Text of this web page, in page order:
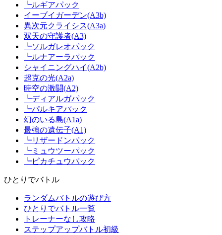
┗ルギアパック
イーブイガーデン(A3b)
異次元クライシス(A3a)
双天の守護者(A3)
┗ソルガレオパック
┗ルナアーラパック
シャイニングハイ(A2b)
超克の光(A2a)
時空の激闘(A2)
┗ディアルガパック
┗パルキアパック
幻のいる島(A1a)
最強の遺伝子(A1)
┗リザードンパック
┗ミュウツーパック
┗ピカチュウパック
ひとりでバトル
ランダムバトルの遊び方
ひとりでバトル一覧
トレーナーなし攻略
ステップアップバトル初級